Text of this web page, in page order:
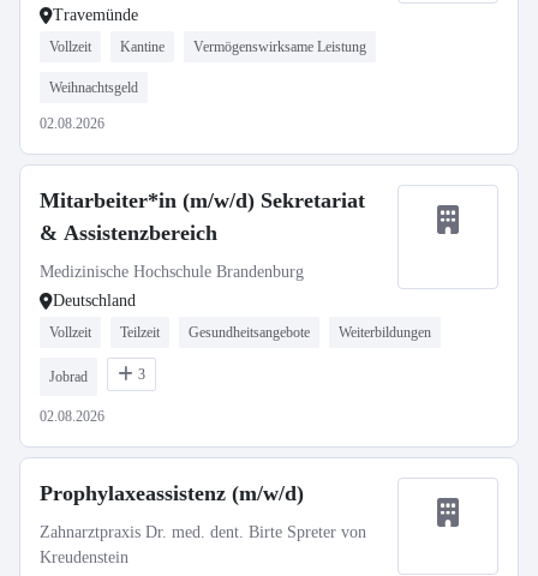
Travemünde
Vollzeit Kantine Vermögenswirksame Leistung
Weihnachtsgeld
02.08.2026
Mitarbeiter*in (m/w/d) Sekretariat
& Assistenzbereich
Medizinische Hochschule Brandenburg
Deutschland
Vollzeit Teilzeit Gesundheitsangebote Weiterbildungen
Jobrad 3
02.08.2026
Prophylaxeassistenz (m/w/d)
Zahnarztpraxis Dr. med. dent. Birte Spreter von
Kreudenstein